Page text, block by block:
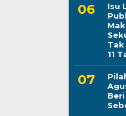
Isu
Tak
11